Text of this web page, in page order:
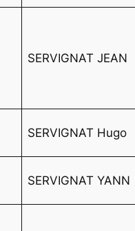
SERVIGNAT JEAN
SERVIGNAT Hugo
SERVIGNAT YANN